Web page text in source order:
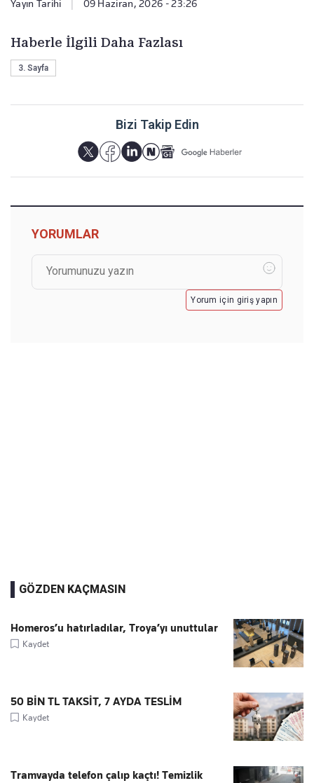
Yayın Tarihi 09 Haziran, 2026 - 23:26
Haberle İlgili Daha Fazlası
3. Sayfa
Bizi Takip Edin
YORUMLAR
Yorum için giriş yapın
GÖZDEN KAÇMASIN
Homeros’u hatırladılar, Troya’yı unuttular
Kaydet
50 BİN TL TAKSİT, 7 AYDA TESLİM
Kaydet
Tramvayda telefon çalıp kaçtı! Temizlik